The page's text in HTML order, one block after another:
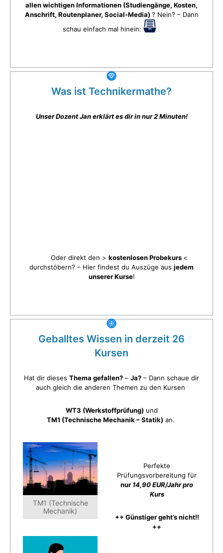
allen wichtigen Informationen (Studiengänge, Kosten,
Anschrift, Routenplaner, Social-Media) ? Nein? – Dann
schau einfach mal hinein:
Was ist Technikermathe?
Unser Dozent Jan erklärt es dir in nur 2 Minuten!
Oder direkt den > kostenlosen Probekurs <
durchstöbern? – Hier findest du Auszüge aus jedem
unserer Kurse!
Geballtes Wissen in derzeit 26
Kursen
Hat dir dieses Thema gefallen? – Ja? – Dann schaue dir
auch gleich die anderen Themen zu den Kursen
WT3 (Werkstoffprüfung) und
TM1 (Technische Mechanik – Statik) an.
TM1 (Technische
Mechanik)
Perfekte
Prüfungsvorbereitung für
nur 14,90 EUR/Jahr pro
Kurs
++ Günstiger geht’s nicht!!
++